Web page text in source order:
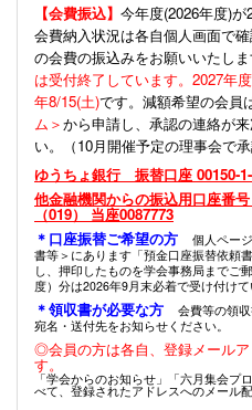
【会費振込】 今年度(2026年度)が
会費納入状況は各自個人画面で
の会費の振込みをお願いいたしま
は受付終了しています。2027年
年8/15(土)です。減額希望の会員
ム＞から申請し、承認の連絡が
い。（10月開催予定の理事会で
ゆうちょ銀行 振替口座 00150-
他金融機関からの振込用口座番
（019） 当座0087773
＊口座振替ご希望の方
個人ペー
書等＞にあります「預金口座振替依頼
し、押印したものを学会事務局までご
度）分は2026年9月末必着で受け付けて
＊領収書が必要な方
会費等の領
宛名・送付先をお知らせください。
◎会員の方は各自、登録メール
す。
「学会からのお知らせ」「六月集会プ
べて、登録されたアドレスへのメール